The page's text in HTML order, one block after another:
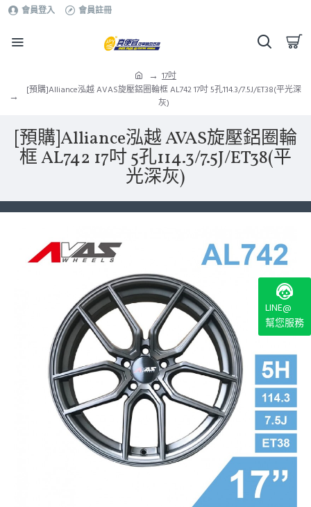
會員登入 會員註冊
17吋
[預購]Alliance泓越 AVAS旋壓鋁圈輪框 AL742 17吋 5孔114.3/7.5J/ET38(平光深
灰)
[預購]Alliance泓越 AVAS旋壓鋁圈輪
框 AL742 17吋 5孔114.3/7.5J/ET38(平
光深灰)
LINE@
幫您服務